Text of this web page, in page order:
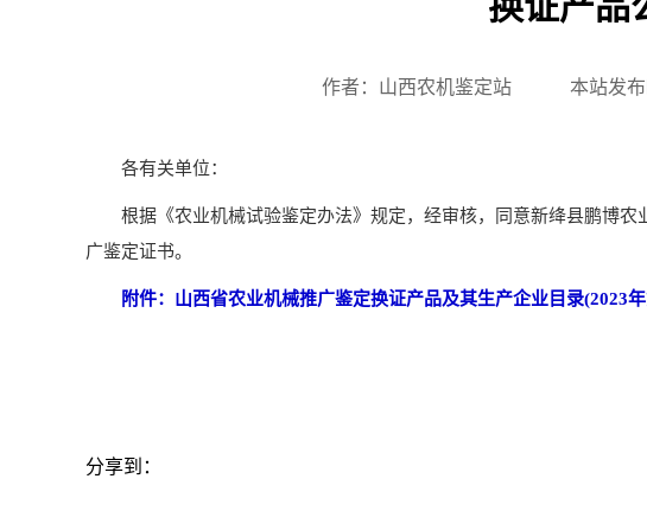
作者：山西农机鉴定站 本站发布
各有关单位：
根据《农业机械试验鉴定办法》规定，经审核，同意新绛县鹏博农
广鉴定证书。
附件：山西省农业机械推广鉴定换证产品及其生产企业目录(2023年
分享到：